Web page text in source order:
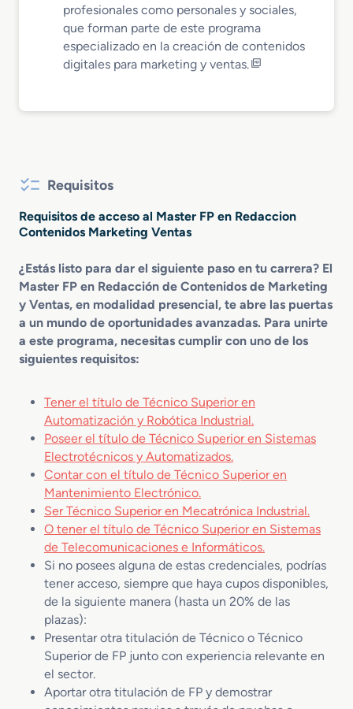
profesionales como personales y sociales,
que forman parte de este programa
especializado en la creación de contenidos
digitales para marketing y ventas.
Requisitos
Requisitos de acceso al Master FP en Redaccion
Contenidos Marketing Ventas
¿Estás listo para dar el siguiente paso en tu carrera? El
Master FP en Redacción de Contenidos de Marketing
y Ventas, en modalidad presencial, te abre las puertas
a un mundo de oportunidades avanzadas. Para unirte
a este programa, necesitas cumplir con uno de los
siguientes requisitos:
Tener el título de Técnico Superior en
Automatización y Robótica Industrial.
Poseer el título de Técnico Superior en Sistemas
Electrotécnicos y Automatizados.
Contar con el título de Técnico Superior en
Mantenimiento Electrónico.
Ser Técnico Superior en Mecatrónica Industrial.
O tener el título de Técnico Superior en Sistemas
de Telecomunicaciones e Informáticos.
Si no posees alguna de estas credenciales, podrías
tener acceso, siempre que haya cupos disponibles,
de la siguiente manera (hasta un 20% de las
plazas):
Presentar otra titulación de Técnico o Técnico
Superior de FP junto con experiencia relevante en
el sector.
Aportar otra titulación de FP y demostrar